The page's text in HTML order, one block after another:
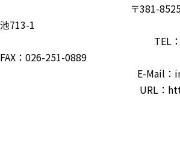
〒381-8525 長野県
池713-1
TEL：026-251-
FAX：026-251-0889
E-Mail：
URL：https://